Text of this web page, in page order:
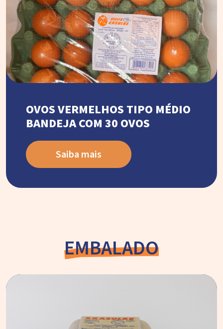
OVOS VERMELHOS TIPO MÉDIO
BANDEJA COM 30 OVOS
Saiba mais
EMBALADO